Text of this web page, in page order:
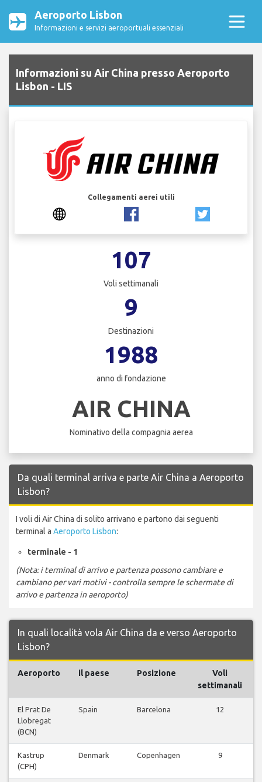
Aeroporto Lisbon
Informazioni e servizi aeroportuali essenziali
Informazioni su Air China presso Aeroporto
Lisbon - LIS
Collegamenti aerei utili
107
Voli settimanali
9
Destinazioni
1988
anno di fondazione
AIR CHINA
Nominativo della compagnia aerea
Da quali terminal arriva e parte Air China a Aeroporto
Lisbon?
I voli di Air China di solito arrivano e partono dai seguenti
terminal a Aeroporto Lisbon:
terminale - 1
(Nota: i terminal di arrivo e partenza possono cambiare e
cambiano per vari motivi - controlla sempre le schermate di
arrivo e partenza in aeroporto)
In quali località vola Air China da e verso Aeroporto
Lisbon?
Aeroporto il paese Posizione
Voli
settimanali
El Prat De
Llobregat
(BCN)
Spain Barcelona 12
Kastrup
(CPH)
Denmark Copenhagen 9